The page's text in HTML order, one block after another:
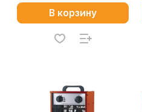
В корзину